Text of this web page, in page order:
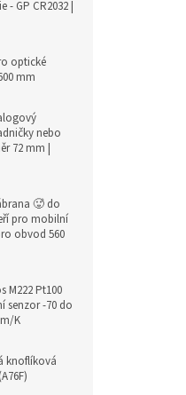
- GP CR2032 |
optické
mm
nebo
72 mm |
🥵 do
pro mobilní
obvod 560
M222 Pt100
senzor -70 do
K
knoflíková